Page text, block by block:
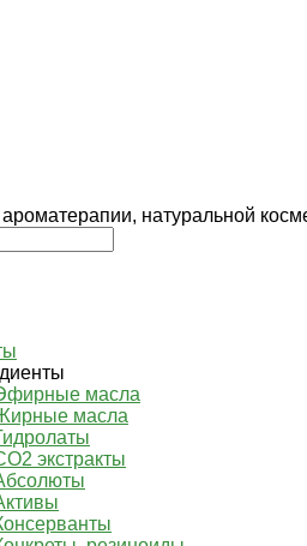
натуральной
масла
масла
экстракты